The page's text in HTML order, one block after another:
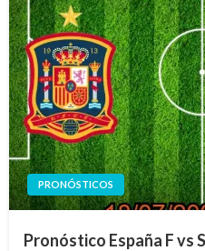
PRONÓSTICOS
Pronóstico España F vs